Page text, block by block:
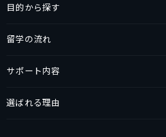
目的から探す
留学の流れ
サポート内容
選ばれる理由